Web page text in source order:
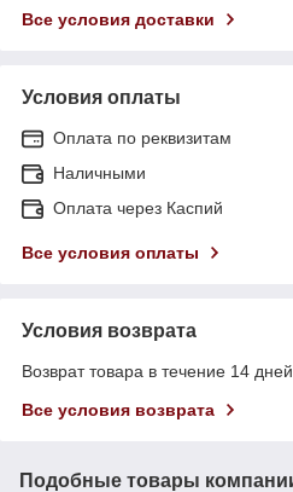
Все условия доставки
Условия оплаты
Оплата по реквизитам
Наличными
Оплата через Каспий
Все условия оплаты
Условия возврата
Возврат товара в течение 14
Все условия возврата
Подобные товары